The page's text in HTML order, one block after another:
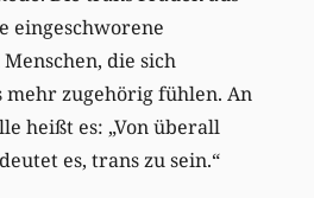
eingeschworene
die sich
mehrzugehörig fühlen. An
heißt es: „Von überall
es, trans zu sein.“